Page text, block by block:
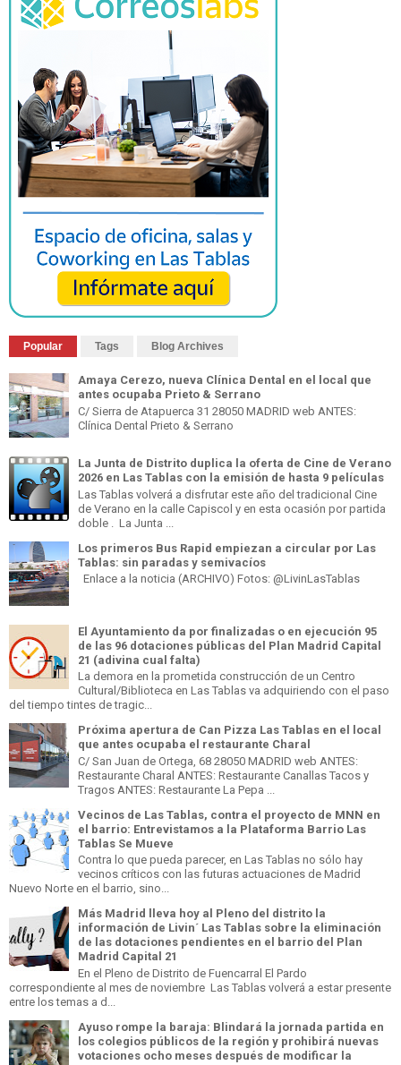
Popular Tags Blog Archives
Amaya Cerezo, nueva Clínica Dental en el local que
antes ocupaba Prieto & Serrano
C/ Sierra de Atapuerca 31 28050 MADRID web ANTES:
Clínica Dental Prieto & Serrano
La Junta de Distrito duplica la oferta de Cine de Verano
2026 en Las Tablas con la emisión de hasta 9 películas
Las Tablas volverá a disfrutar este año del tradicional Cine
de Verano en la calle Capiscol y en esta ocasión por partida
doble . La Junta ...
Los primeros Bus Rapid empiezan a circular por Las
Tablas: sin paradas y semivacíos
Enlace a la noticia (ARCHIVO) Fotos: @LivinLasTablas
El Ayuntamiento da por finalizadas o en ejecución 95
de las 96 dotaciones públicas del Plan Madrid Capital
21 (adivina cual falta)
La demora en la prometida construcción de un Centro
Cultural/Biblioteca en Las Tablas va adquiriendo con el paso
del tiempo tintes de tragic...
Próxima apertura de Can Pizza Las Tablas en el local
que antes ocupaba el restaurante Charal
C/ San Juan de Ortega, 68 28050 MADRID web ANTES:
Restaurante Charal ANTES: Restaurante Canallas Tacos y
Tragos ANTES: Restaurante La Pepa ...
Vecinos de Las Tablas, contra el proyecto de MNN en
el barrio: Entrevistamos a la Plataforma Barrio Las
Tablas Se Mueve
Contra lo que pueda parecer, en Las Tablas no sólo hay
vecinos críticos con las futuras actuaciones de Madrid
Nuevo Norte en el barrio, sino...
Más Madrid lleva hoy al Pleno del distrito la
información de Livin´ Las Tablas sobre la eliminación
de las dotaciones pendientes en el barrio del Plan
Madrid Capital 21
En el Pleno de Distrito de Fuencarral El Pardo
correspondiente al mes de noviembre Las Tablas volverá a estar presente
entre los temas a d...
Ayuso rompe la baraja: Blindará la jornada partida en
los colegios públicos de la región y prohibirá nuevas
votaciones ocho meses después de modificar la